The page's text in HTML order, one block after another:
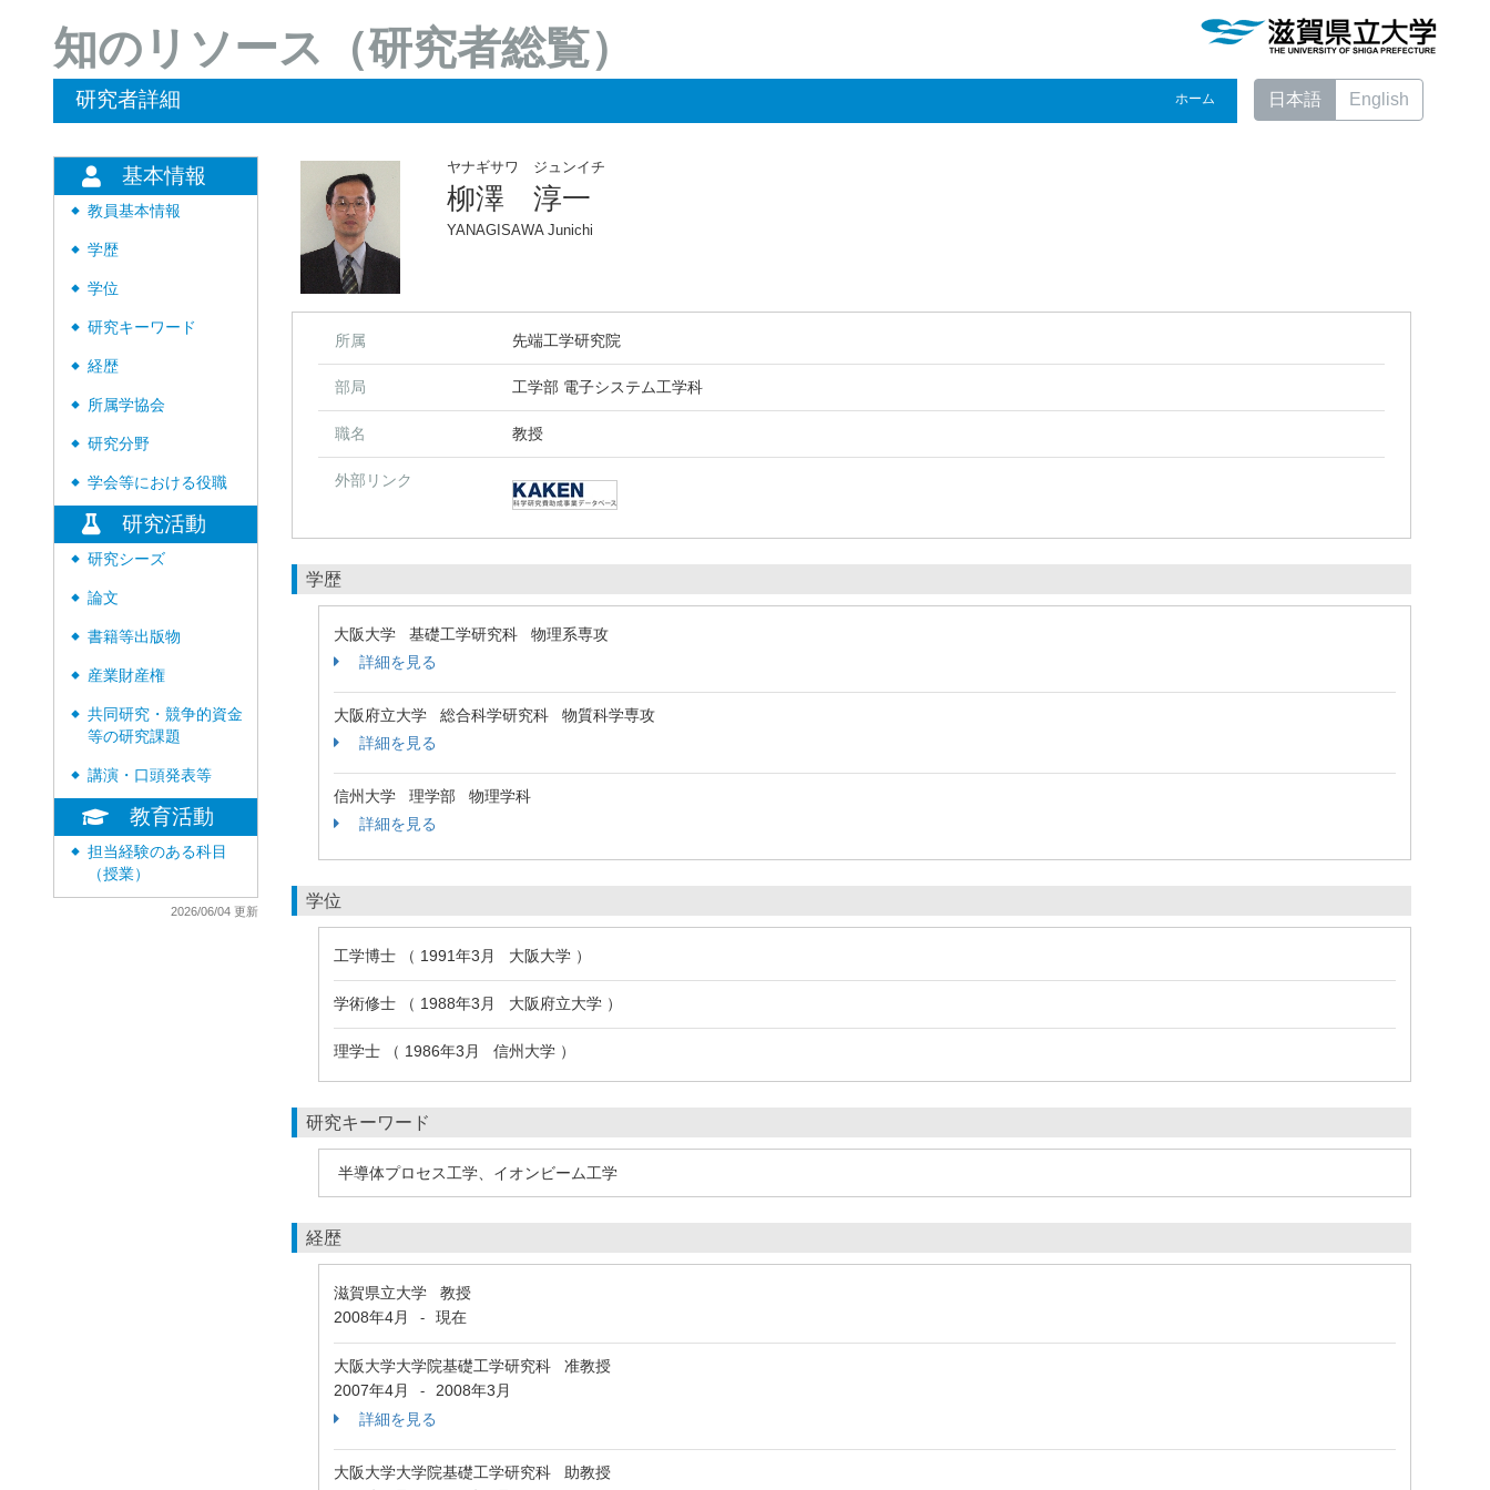
知のリソース（研究者総覧）
研究者詳細 ホーム 日本語 English
基本情報
◆ 教員基本情報
◆ 学歴
◆ 学位
◆ 研究キーワード
◆ 経歴
◆ 所属学協会
◆ 研究分野
◆ 学会等における役職
研究活動
◆ 研究シーズ
◆ 論文
◆ 書籍等出版物
◆ 産業財産権
◆
共同研究・競争的資金
等の研究課題
◆ 講演・口頭発表等
教育活動
◆
担当経験のある科目
（授業）
2026/06/04 更新
ヤナギサワ ジュンイチ
柳澤 淳一
YANAGISAWA Junichi
所属 先端工学研究院
部局 工学部 電子システム工学科
職名 教授
外部リンク
学歴
大阪大学 基礎工学研究科 物理系専攻
詳細を見る
大阪府立大学 総合科学研究科 物質科学専攻
詳細を見る
信州大学 理学部 物理学科
詳細を見る
学位
工学博士 （ 1991年3月 大阪大学 ）
学術修士 （ 1988年3月 大阪府立大学 ）
理学士 （ 1986年3月 信州大学 ）
研究キーワード
半導体プロセス工学、イオンビーム工学
経歴
滋賀県立大学 教授
2008年4月
- 現在
大阪大学大学院基礎工学研究科 准教授
2007年4月
-
2008年3月
詳細を見る
大阪大学大学院基礎工学研究科 助教授